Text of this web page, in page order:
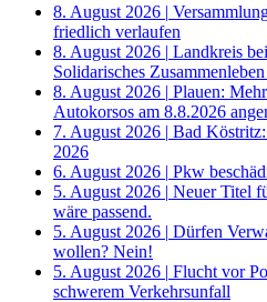
8. August 2026 |
friedlich verlaufen
8. August 2026 | Landkreis
Solidarisches
8. August 2026 | Plauen:
Autokorsos am 8.8.2026
7. August 2026 | Bad
2026
6. August 2026 | Pkw
5. August 2026 | Neuer Titel
wäre passend.
5. August 2026 | Dürfen
wollen? Nein!
5. August 2026 | Flucht vor
schwerem Verkehrsunfall